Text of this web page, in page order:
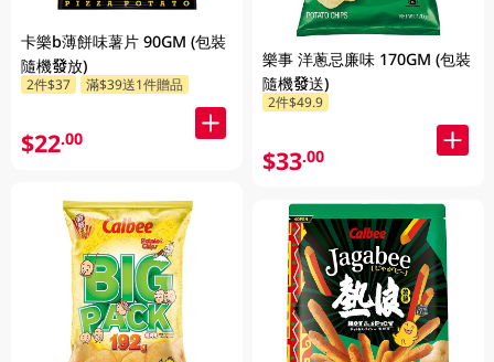
卡樂b薄餅味薯片 90GM (包裝
隨機發放)
2件$37 滿$39送1件贈品
$22.00
樂事 洋蔥忌廉味 170GM (包裝
隨機發送)
2件$49.9
$33.00